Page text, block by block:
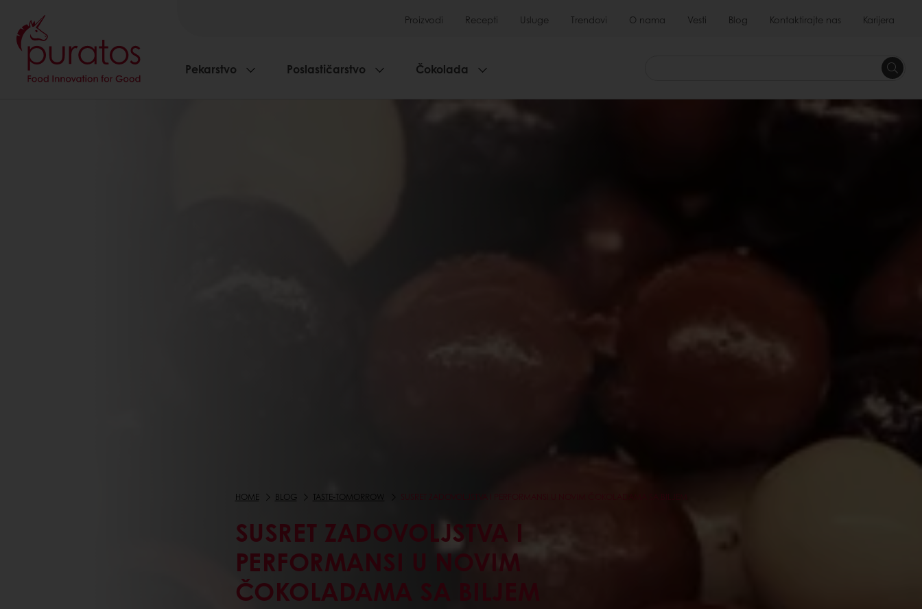
Proizvodi Recepti Usluge Trendovi O nama Vesti Blog Kontaktirajte nas Karijera
Pekarstvo Poslastičarstvo Čokolada
HOME BLOG TASTE-TOMORROW SUSRET ZADOVOLJSTVA I PERFORMANSI U NOVIM ČOKOLADAMA SA BILJEM
SUSRET ZADOVOLJSTVA I
PERFORMANSI U NOVIM
ČOKOLADAMA SA BILJEM